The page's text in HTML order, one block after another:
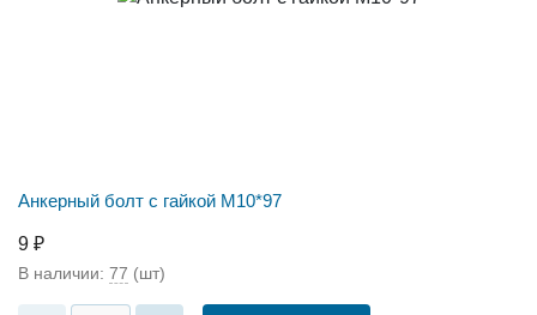
Анкерный болт с гайкой М10*97
9 ₽
В наличии: 77 (шт)